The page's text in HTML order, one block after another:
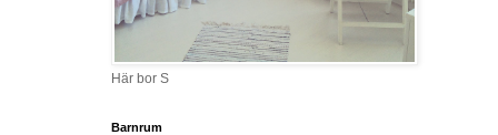
Här bor S
Barnrum